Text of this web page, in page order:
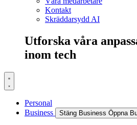
Kontakt
Skräddarsydd AI
Utforska våra
inom tech
Personal
Business
Stäng Business Öppna